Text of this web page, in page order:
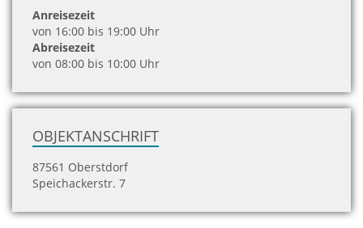
Anreisezeit
von 16:00 bis 19:00 Uhr
Abreisezeit
von 08:00 bis 10:00 Uhr
OBJEKTANSCHRIFT
87561 Oberstdorf
Speichackerstr. 7